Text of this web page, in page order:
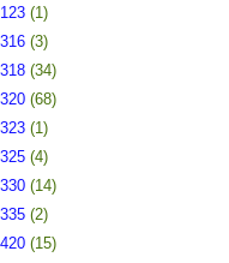
123 (1)
316 (3)
318 (34)
320 (68)
323 (1)
325 (4)
330 (14)
335 (2)
420 (15)